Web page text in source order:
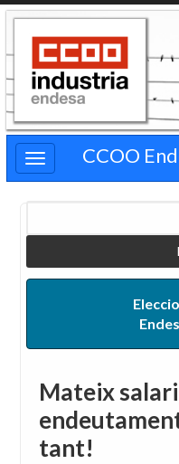
Pasar
contenido
principal
CCOO
Mateix
tant!